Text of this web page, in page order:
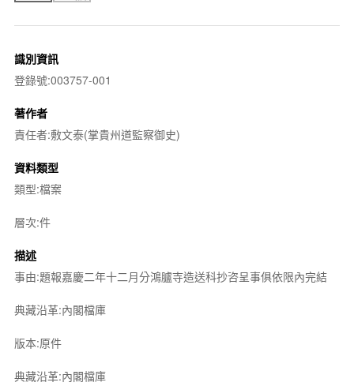
識別資訊
登錄號:003757-001
著作者
責任者:敷文泰(掌貴州道監察御史)
資料類型
類型:檔案
層次:件
描述
事由:題報嘉慶二年十二月分鴻臚寺造送科抄咨呈事俱依限內完結
典藏沿革:內閣檔庫
版本:原件
典藏沿革:內閣檔庫